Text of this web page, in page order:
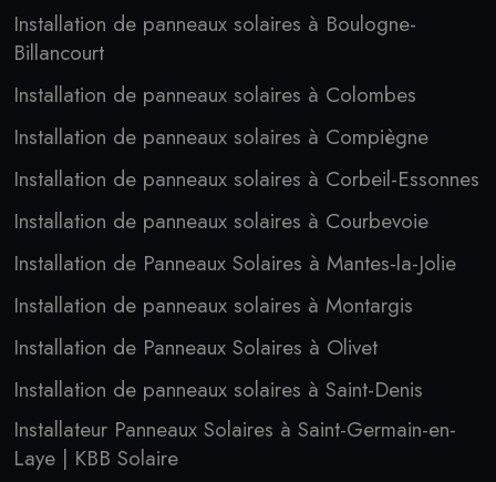
Installation de panneaux solaires à Boulogne-
Billancourt
Installation de panneaux solaires à Colombes
Installation de panneaux solaires à Compiègne
Installation de panneaux solaires à Corbeil-Essonnes
Installation de panneaux solaires à Courbevoie
Installation de Panneaux Solaires à Mantes-la-Jolie
Installation de panneaux solaires à Montargis
Installation de Panneaux Solaires à Olivet
Installation de panneaux solaires à Saint-Denis
Installateur Panneaux Solaires à Saint-Germain-en-
Laye | KBB Solaire